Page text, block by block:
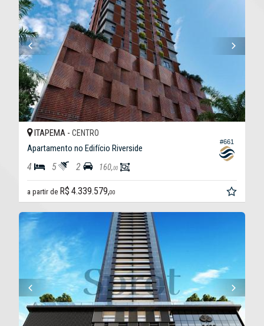
#661
ITAPEMA - CENTRO
Apartamento no Edifício Riverside
4 5 2 160,00
a partir de R$ 4.339.579,00